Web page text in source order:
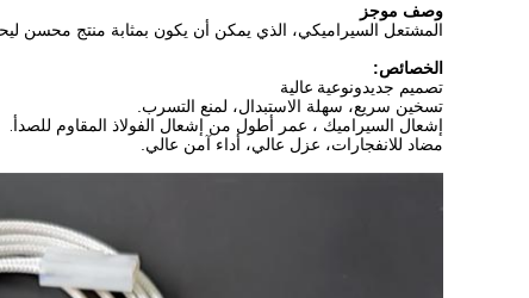
وصف موجز
المشتعل السيراميكي، الذي يمكن أن يكون بمثابة منتج محسن
الخصائص:
تصميم جديدونوعية عالية
تسخين سريع، سهلة الاستبدال، لمنع التسرب.
إشعال السيراميك ، عمر أطول من إشعال الفولاذ المقاوم للصدأ
مضاد للانفجارات، عزل عالي، أداء آمن عالي.